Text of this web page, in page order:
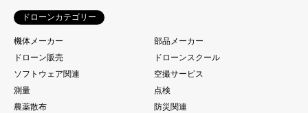
ドローンカテゴリー
機体メーカー
部品メーカー
ドローン販売
ドローンスクール
ソフトウェア関連
空撮サービス
測量
点検
農薬散布
防災関連